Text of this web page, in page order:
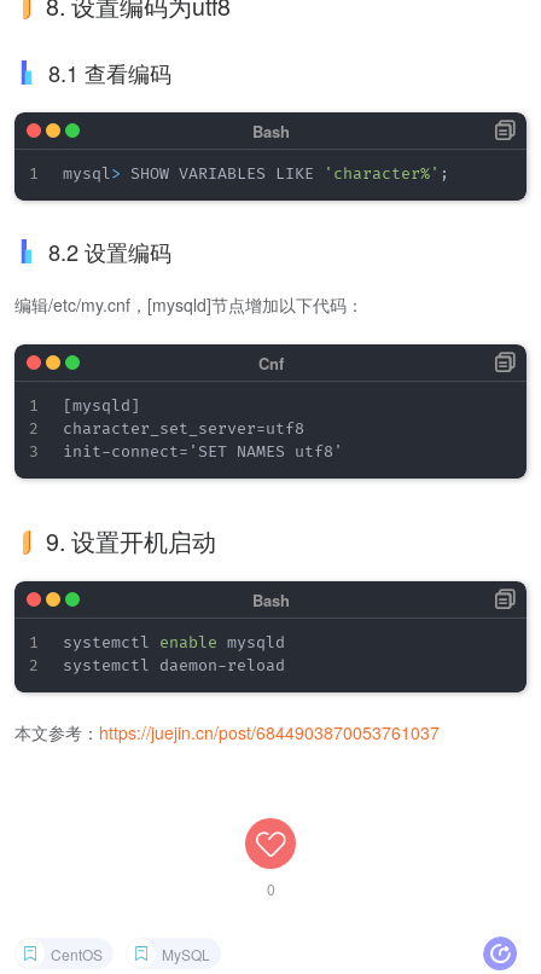
8.1 查看编码
mysql> SHOW VARIABLES LIKE 'character%' ;
8.2 设置编码
编辑/etc/my.cnf，[mysqld]节点增加以下代码：
[mysqld]
character_set_server=utf8
9. 设置开机启动
systemctl enable mysqld
本文参考： https://juejin.cn/post/6844903870053761037
0
CentOS MySQL